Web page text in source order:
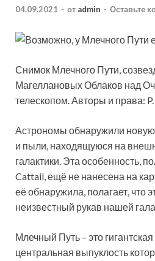
04.09.2021 - от admin - Оставьте
Снимок Млечного Пути,
Магеллановых Облаков над
телескопом. Авторы и права:
Астрономы обнаружили новую
и пыли, находящуюся на
галактики. Эта особенность,
Cattail, ещё не нанесена на
её обнаружила, полагает, что
неизвестный рукав нашей
Млечный Путь – это
центральная выпуклость